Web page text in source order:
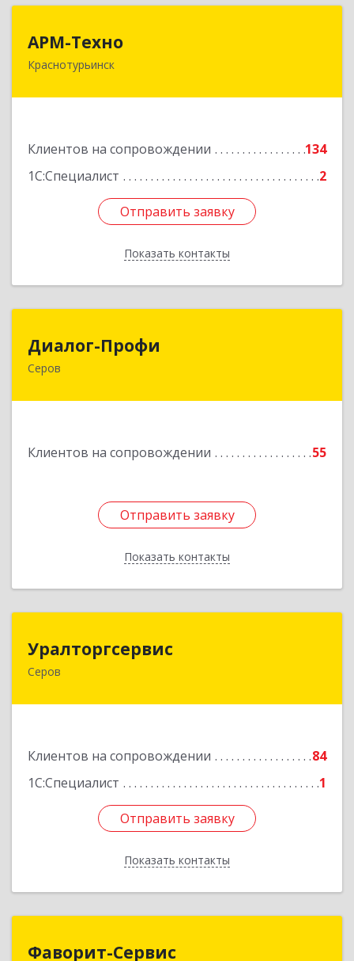
АРМ-Техно
Краснотурьинск
Клиентов на сопровождении
134
1С:Специалист
2
Отправить заявку
Показать контакты
624447, Свердловская обл, Краснотурьинск г,
Отправить заявку
Назад
Диалог-Профи
Серов
Клиентов на сопровождении 55
Отправить заявку
Показать контакты
624980, Свердловская обл, Серов г, Короленко
Отправить заявку
Назад
Уралторгсервис
Серов
Клиентов на сопровождении
84
1С:Специалист
1
Отправить заявку
Показать контакты
624980, Свердловская обл, Серов г, Кирова ул,
Отправить заявку
Назад
Фаворит-Сервис